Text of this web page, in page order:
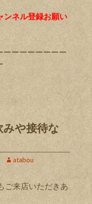
ネル登録お願い
ーーーーーーーー
みや接待な
atabou
ご来店いただきあ